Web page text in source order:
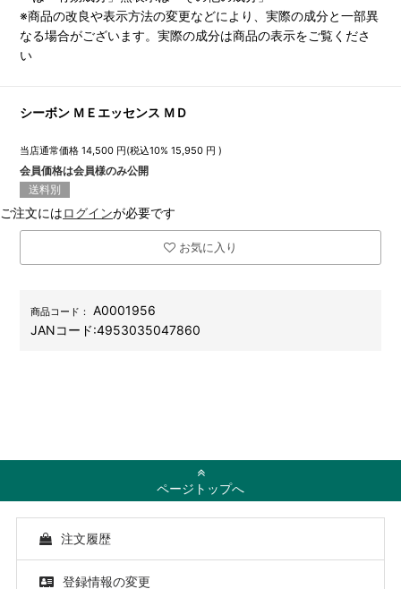
※商品の改良や表示方法の変更などにより、実際の成分と一部異
なる場合がございます。実際の成分は商品の表示をご覧くださ
い
シーボン ＭＥエッセンス ＭＤ
当店通常価格 14,500 円(税込10%15,950 円 )
会員価格は会員様のみ公開
送料別
ご注文にはログインが必要です
お気に入り
商品コード：
A0001956
JANコード:4953035047860
ページトップへ
注文履歴
登録情報の変更